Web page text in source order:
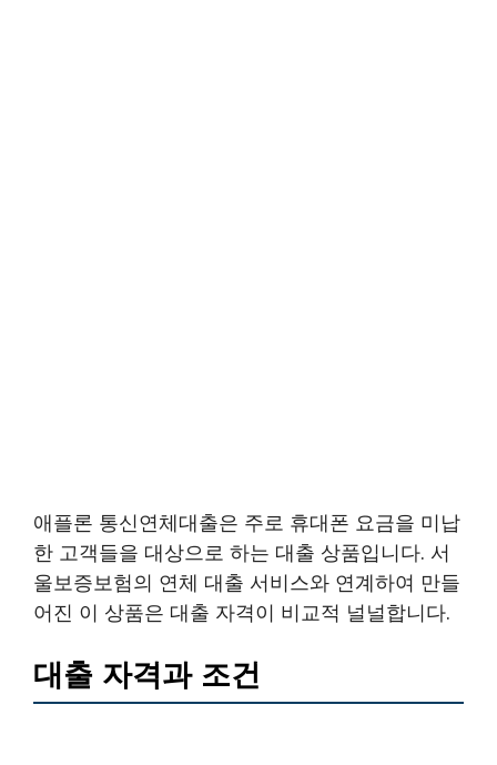
애플론 통신연체대출은 주로 휴대폰 요금을 미납
한 고객들을 대상으로 하는 대출 상품입니다. 서
울보증보험의 연체 대출 서비스와 연계하여 만들
어진 이 상품은 대출 자격이 비교적 널널합니다.
대출 자격과 조건